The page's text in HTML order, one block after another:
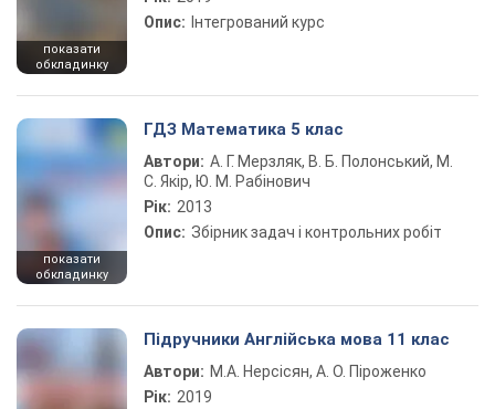
показати
обкладинку
Опис: Інтегрований курс
показати
обкладинку
ГДЗ Математика 5 клас
Автори: А. Г. Мерзляк, В. Б. Полонський, М.
С. Якір, Ю. М. Рабінович
Рік: 2013
Опис: Збірник задач і контрольних робіт
Підручники Англійська мова 11 клас
Автори: М.А. Нерсісян, А. О. Піроженко
Рік: 2019